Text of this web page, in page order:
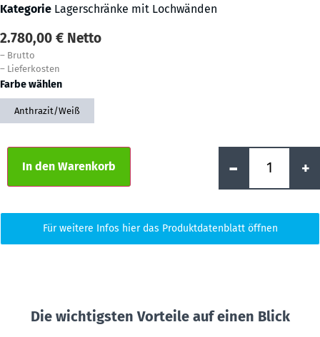
Kategorie Lagerschränke mit Lochwänden
2.780,00 € Netto
– Brutto
– Lieferkosten
Farbe wählen
Anthrazit/Weiß
- +
In den Warenkorb
Für weitere Infos hier das Produktdatenblatt öffnen
Die wichtigsten Vorteile auf einen Blick